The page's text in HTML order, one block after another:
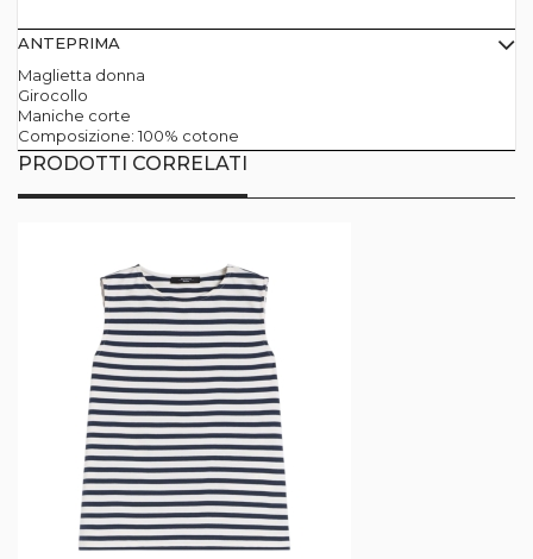
ANTEPRIMA
Maglietta donna
Girocollo
Maniche corte
Composizione: 100% cotone
PRODOTTI CORRELATI